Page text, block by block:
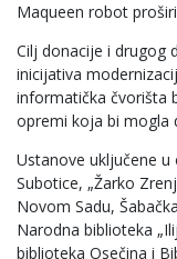
Maqueen robot
Cilj donacije i drugog
inicijativa
informatička čvorišta
opremi koja bi mogla
Ustanove uključene u
Subotice, „Žarko
Novom Sadu,
Narodna biblioteka
biblioteka Osečina i